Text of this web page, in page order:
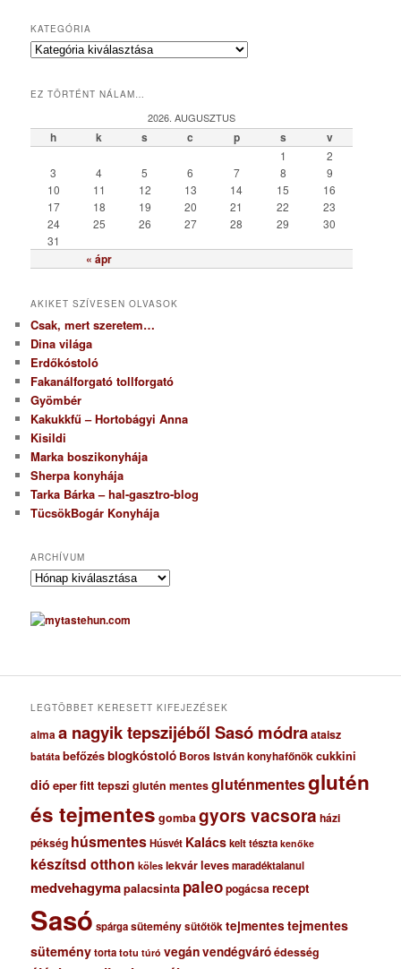
KATEGÓRIA
K
e
ó
r
EZ TÖRTÉNT NÁLAM…
2026. AUGUSZTUS
h k s c p s v
« ápr
1
2
3
4 5 6 7 8
9
10
11 12 13 14 15
16
17
18 19 20 21 22
23
24
25 26 27 28 29
30
31
AKIKET SZÍVESEN OLVASOK
Csak, mert szeretem…
Dina világa
Erdőkóstoló
Fakanálforgató tollforgató
Gyömbér
Kakukkfű – Hortobágyi Anna
Kisildi
Marka boszikonyhája
Sherpa konyhája
Tarka Bárka – hal-gasztro-blog
TücsökBogár Konyhája
ARCHÍVUM
A
c
h
u
LEGTÖBBET KERESETT KIFEJEZÉSEK
almaa nagyik tepszijéből Sasó módraataisz
batáta befőzésblogkóstoló Boros István konyhafőnökcukkini
dió eperfitt tepszi glutén mentesgluténmentesglutén
és tejmentes gombagyors vacsora házi
pékség húsmentesHúsvét Kalácskelt tészta kenőke
készítsd otthon köles lekvárlevesmaradéktalanul
medvehagymapalacsinta paleopogácsarecept
Sasó spárgasüteménysütőtöktejmentestejmentes
süteménytorta totu túró vegánvendégváróédesség